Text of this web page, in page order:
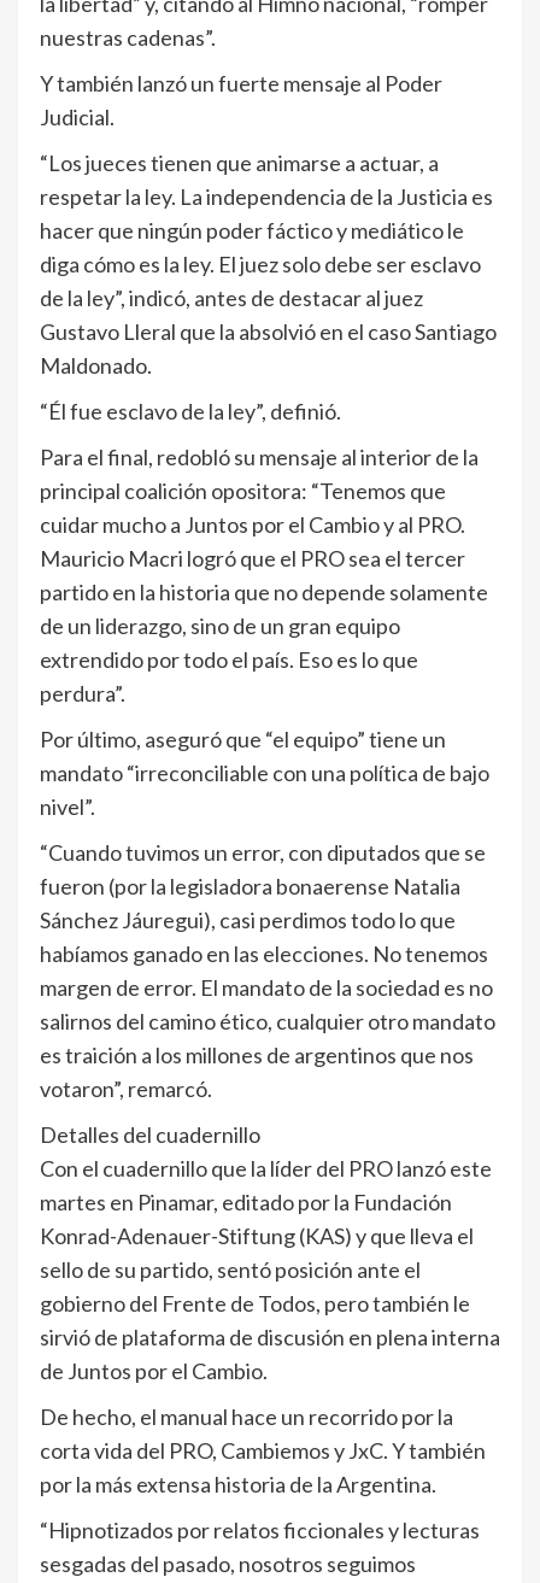
nuestras cadenas”.
Y también lanzó un fuerte mensaje al Poder
Judicial.
“Los jueces tienen que animarse a actuar, a
respetar la ley. La independencia de la Justicia es
hacer que ningún poder fáctico y mediático le
diga cómo es la ley. El juez solo debe ser esclavo
de la ley”, indicó, antes de destacar al juez
Gustavo Lleral que la absolvió en el caso Santiago
Maldonado.
“Él fue esclavo de la ley”, definió.
Para el final, redobló su mensaje al interior de la
principal coalición opositora: “Tenemos que
cuidar mucho a Juntos por el Cambio y al PRO.
Mauricio Macri logró que el PRO sea el tercer
partido en la historia que no depende solamente
de un liderazgo, sino de un gran equipo
extrendido por todo el país. Eso es lo que
perdura”.
Por último, aseguró que “el equipo” tiene un
mandato “irreconciliable con una política de bajo
nivel”.
“Cuando tuvimos un error, con diputados que se
fueron (por la legisladora bonaerense Natalia
Sánchez Jáuregui), casi perdimos todo lo que
habíamos ganado en las elecciones. No tenemos
margen de error. El mandato de la sociedad es no
salirnos del camino ético, cualquier otro mandato
es traición a los millones de argentinos que nos
votaron”, remarcó.
Detalles del cuadernillo
Con el cuadernillo que la líder del PRO lanzó este
martes en Pinamar, editado por la Fundación
Konrad-Adenauer-Stiftung (KAS) y que lleva el
sello de su partido, sentó posición ante el
gobierno del Frente de Todos, pero también le
sirvió de plataforma de discusión en plena interna
de Juntos por el Cambio.
​De hecho, el manual hace un recorrido por la
corta vida del PRO, Cambiemos y JxC. Y también
por la más extensa historia de la Argentina.
“Hipnotizados por relatos ficcionales y lecturas
sesgadas del pasado, nosotros seguimos